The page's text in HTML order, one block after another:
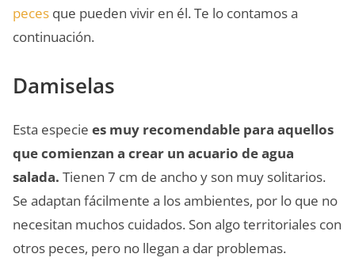
peces que pueden vivir en él. Te lo contamos a
continuación.
Damiselas
Esta especie es muy recomendable para aquellos
que comienzan a crear un acuario de agua
salada. Tienen 7 cm de ancho y son muy solitarios.
Se adaptan fácilmente a los ambientes, por lo que no
necesitan muchos cuidados. Son algo territoriales con
otros peces, pero no llegan a dar problemas.